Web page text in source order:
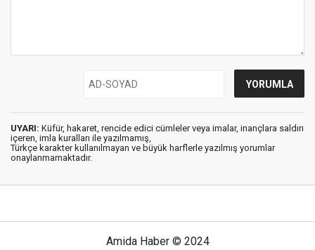
UYARI: Küfür, hakaret, rencide edici cümleler veya imalar, inançlara saldırı
içeren, imla kuralları ile yazılmamış,
Türkçe karakter kullanılmayan ve büyük harflerle yazılmış yorumlar
onaylanmamaktadır.
Amida Haber © 2024